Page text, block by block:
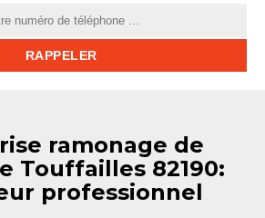
ramonage de
Touffailles 82190:
professionnel